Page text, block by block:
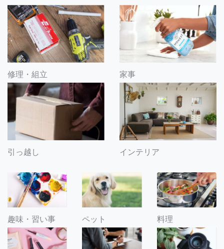
修理・組立 家事
引っ越し インテリア
趣味・習い事 ペット 料理